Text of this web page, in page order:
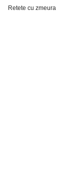
Retete cu zmeura